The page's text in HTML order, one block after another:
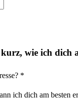
wie ich dich
*
ich dich am besten